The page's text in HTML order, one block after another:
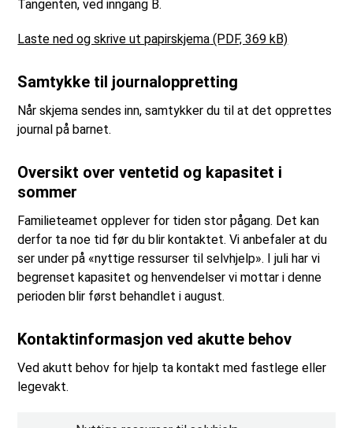
Tangenten, ved inngang B.
Laste ned og skrive ut papirskjema (PDF, 369 kB)
Samtykke til journaloppretting
Når skjema sendes inn, samtykker du til at det opprettes
journal på barnet.
Oversikt over ventetid og kapasitet i
sommer
Familieteamet opplever for tiden stor pågang. Det kan
derfor ta noe tid før du blir kontaktet. Vi anbefaler at du
ser under på «nyttige ressurser til selvhjelp». I juli har vi
begrenset kapasitet og henvendelser vi mottar i denne
perioden blir først behandlet i august.
Kontaktinformasjon ved akutte behov
Ved akutt behov for hjelp ta kontakt med fastlege eller
legevakt.